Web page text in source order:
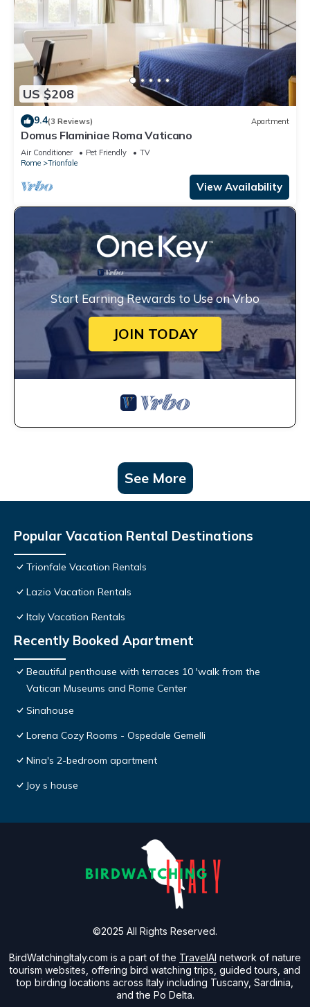
US $208
9.4(3 Reviews) Apartment
Domus Flaminiae Roma Vaticano
Air Conditioner Pet Friendly
TV
Rome
Trionfale
View Availability
Start Earning Rewards to Use on Vrbo
JOIN TODAY
See More
Popular Vacation Rental Destinations
Trionfale Vacation Rentals
Lazio Vacation Rentals
Italy Vacation Rentals
Recently Booked Apartment
Beautiful penthouse with terraces 10 'walk from the
Vatican Museums and Rome Center
Sinahouse
Lorena Cozy Rooms - Ospedale Gemelli
Nina's 2-bedroom apartment
Joy s house
BirdWatchingItaly.com is a part of the TravelAI network of nature
tourism websites, offering bird watching trips, guided tours, and
top birding locations across Italy including Tuscany, Sardinia,
and the Po Delta.
©2025 All Rights Reserved.